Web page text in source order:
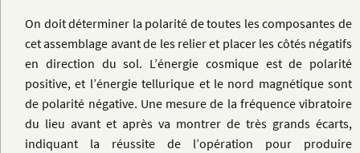
On doit déterminer la polarité de toutes les composantes de
cet assemblage avant de les relier et placer les côtés négatifs
en direction du sol. L’énergie cosmique est de polarité
positive, et l’énergie tellurique et le nord magnétique sont
de polarité négative. Une mesure de la fréquence vibratoire
du lieu avant et après va montrer de très grands écarts,
indiquant la réussite de l’opération pour produire